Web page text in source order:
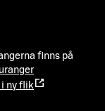
finns på
i ny flik